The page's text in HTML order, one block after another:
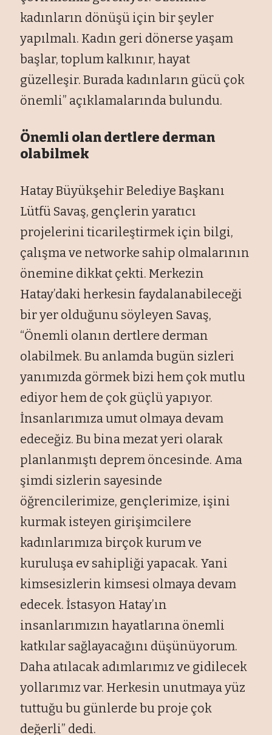
kadınların dönüşü için bir şeyler
yapılmalı. Kadın geri dönerse yaşam
başlar, toplum kalkınır, hayat
güzelleşir. Burada kadınların gücü çok
önemli” açıklamalarında bulundu.
Önemli olan dertlere derman
olabilmek
Hatay Büyükşehir Belediye Başkanı
Lütfü Savaş, gençlerin yaratıcı
projelerini ticarileştirmek için bilgi,
çalışma ve networke sahip olmalarının
önemine dikkat çekti. Merkezin
Hatay’daki herkesin faydalanabileceği
bir yer olduğunu söyleyen Savaş,
“Önemli olanın dertlere derman
olabilmek. Bu anlamda bugün sizleri
yanımızda görmek bizi hem çok mutlu
ediyor hem de çok güçlü yapıyor.
İnsanlarımıza umut olmaya devam
edeceğiz. Bu bina mezat yeri olarak
planlanmıştı deprem öncesinde. Ama
şimdi sizlerin sayesinde
öğrencilerimize, gençlerimize, işini
kurmak isteyen girişimcilere
kadınlarımıza birçok kurum ve
kuruluşa ev sahipliği yapacak. Yani
kimsesizlerin kimsesi olmaya devam
edecek. İstasyon Hatay’ın
insanlarımızın hayatlarına önemli
katkılar sağlayacağını düşünüyorum.
Daha atılacak adımlarımız ve gidilecek
yollarımız var. Herkesin unutmaya yüz
tuttuğu bu günlerde bu proje çok
değerli” dedi.